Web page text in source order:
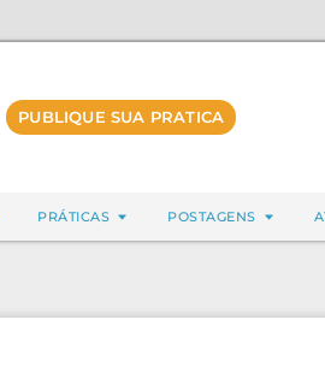
PUBLIQUE SUA PRATICA
PRÁTICAS POSTAGENS